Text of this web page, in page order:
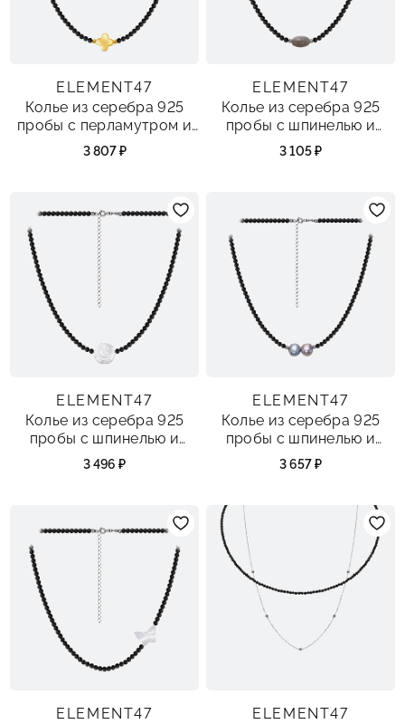
ELEMENT47
Колье из серебра 925
пробы с перламутром и
шпинелью
3 807 ₽
ELEMENT47
Колье из серебра 925
пробы с шпинелью и
лабрадоритами
3 105 ₽
ELEMENT47
Колье из серебра 925
пробы с шпинелью и
перламутром
3 496 ₽
ELEMENT47
Колье из серебра 925
пробы с шпинелью и
жемчугами
3 657 ₽
ELEMENT47
ELEMENT47